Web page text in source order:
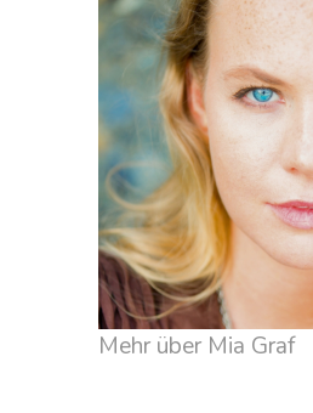
Mehr über Mia Graf